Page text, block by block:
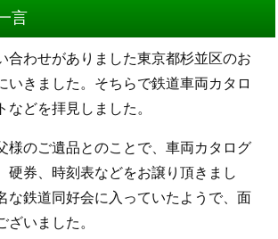
言
合わせがありました東京都杉並区のお
いきました。そちらで鉄道車両カタロ
などを拝見しました。
様のご遺品とのことで、車両カタログ
硬券、時刻表などをお譲り頂きまし
な鉄道同好会に入っていたようで、面
ざいました。